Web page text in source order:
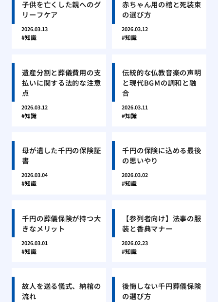
子供を亡くした親へのグ
リーフケア
2026.03.13
知識
赤ちゃん用の棺と死装束
の選び方
2026.03.12
知識
遺産分割と葬儀費用の支
払いに関する法的な注意
点
2026.03.12
知識
伝統的な仏教音楽の声明
と現代BGMの調和と融
合
2026.03.11
知識
母が遺した千円の保険証
書
2026.03.04
知識
千円の保険に込める最後
の思いやり
2026.03.02
知識
千円の葬儀保険が持つ大
きなメリット
2026.03.01
知識
【参列者向け】法事の服
装と香典マナー
2026.02.23
知識
故人を送る儀式、納棺の
流れ
後悔しない千円葬儀保険
の選び方